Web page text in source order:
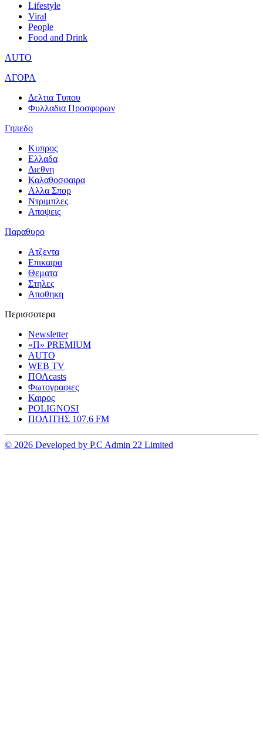
Lifestyle
Viral
People
Food and Drink
AUTO
ΑΓΟΡΑ
Δελτια Τυπου
Φυλλαδια Προσφορων
Γηπεδο
Κυπρος
Ελλαδα
Διεθνη
Καλαθοσφαιρα
Αλλα Σπορ
Ντριμπλες
Αποψεις
Παραθυρο
Ατζεντα
Επικαιρα
Θεματα
Στηλες
Αποθηκη
Περισσοτερα
Newsletter
«Π» PREMIUM
AUTO
WEB TV
ΠΟΛcasts
Φωτογραφιες
Καιρος
POLIGNOSI
ΠΟΛΙΤΗΣ 107.6 FM
© 2026 Developed by P.C Admin 22 Limited